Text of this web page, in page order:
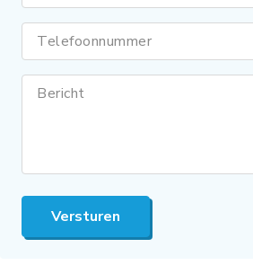
Telefoonnummer
Bericht
Versturen